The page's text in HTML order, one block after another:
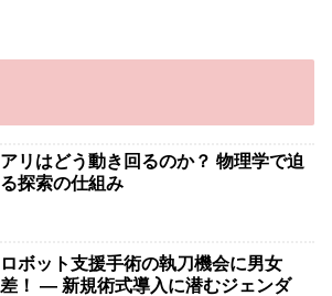
アリはどう動き回るのか？ 物理学で迫
る探索の仕組み
ロボット支援手術の執刀機会に男女
差！ — 新規術式導入に潜むジェンダ